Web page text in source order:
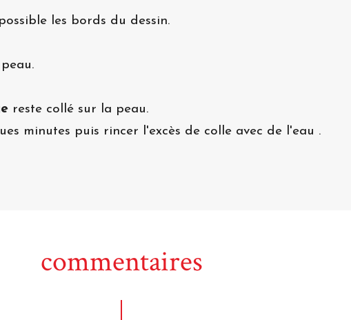
les bords du dessin.
reste collé sur la peau.
minutes puis rincer l'excès de colle avec de l'eau .
commentaires